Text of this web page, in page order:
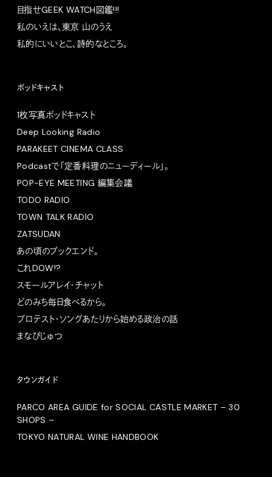
目指せGEEK WATCH図鑑!!!
私のいえは、東京 山のうえ
私的にいいとこ、詩的なところ。
ポッドキャスト
1枚写真ポッドキャスト
Deep Looking Radio
PARAKEET CINEMA CLASS
Podcastで「定番料理のニューディール」。
POP-EYE MEETING 編集会議
TODO RADIO
TOWN TALK RADIO
ZATSUDAN
あの頃のブックエンド。
これDOW!?
スモールアレイ・チャット
どのみち毎日食べるから。
プロテスト・ソングあたりから始める政治の話
まなびじゅつ
タウンガイド
PARCO AREA GUIDE for SOCIAL CASTLE MARKET – 30
SHOPS –
TOKYO NATURAL WINE HANDBOOK